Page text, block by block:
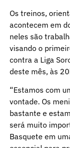
Os treinos,
acontecem em
neles são
visando o
contra a Liga
deste mês, às
“Estamos com
vontade. Os
bastante e
será muito
Basquete em